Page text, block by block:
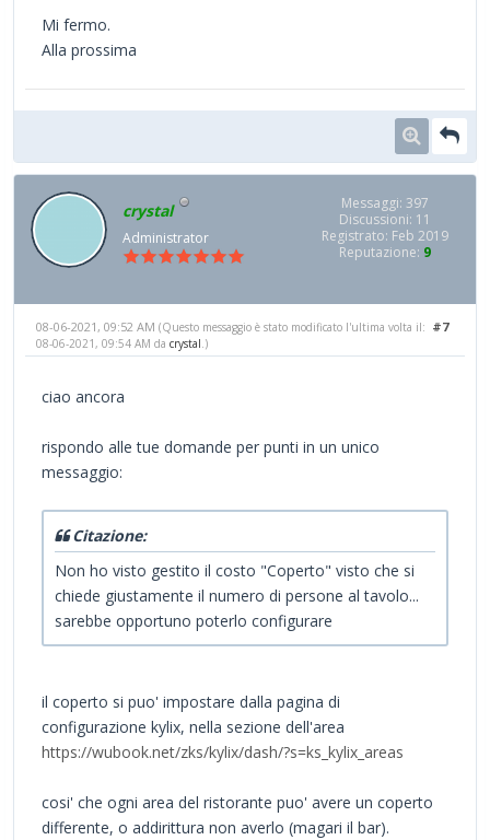
Mi fermo.
Alla prossima
crystal
Administrator
Messaggi: 397
Discussioni: 11
Registrato: Feb 2019
Reputazione: 9
#7
08-06-2021, 09:52 AM (Questo messaggio è stato modificato l'ultima volta il:
08-06-2021, 09:54 AM da crystal.)
ciao ancora
rispondo alle tue domande per punti in un unico
messaggio:
Citazione:
Non ho visto gestito il costo "Coperto" visto che si
chiede giustamente il numero di persone al tavolo...
sarebbe opportuno poterlo configurare
il coperto si puo' impostare dalla pagina di
configurazione kylix, nella sezione dell'area
https://wubook.net/zks/kylix/dash/?s=ks_kylix_areas
cosi' che ogni area del ristorante puo' avere un coperto
differente, o addirittura non averlo (magari il bar).